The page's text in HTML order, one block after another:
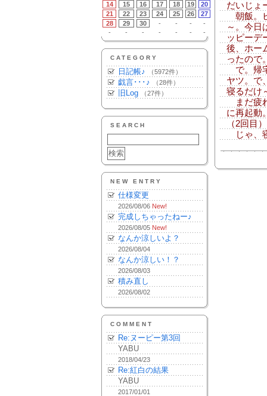
14
15 16 17 18 19
20
21
22 23 24 25 26
27
28
29 30 - - -
-
-
- - - - - -
CATEGORY
日記帳♪ （5972件）
戯言･･･♪ （28件）
旧Log （27件）
SEARCH
NEW ENTRY
仕様変更
2026/08/06 New!
完成しちゃったねー♪
2026/08/05 New!
なんか涼しいよ？
2026/08/04
なんか涼しい！？
2026/08/03
積み直し
2026/08/02
COMMENT
Re:ヌーピー第3回
YABU
2018/04/23
Re:紅白の結果
YABU
2017/01/01
だいじょ
朝飯。
～。今日
ッピーデ
後、ホー
ったので
で。帰
ヤツ。で
寝るだけ
まだ疲
に再起動
（2回目）
じゃ、